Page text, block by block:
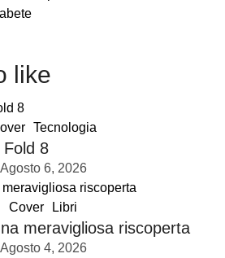
like
Tecnologia
8
Agosto 6, 2026
Cover Libri
meravigliosa riscoperta
Agosto 4, 2026